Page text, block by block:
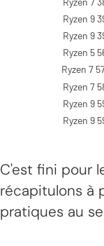
C'est fini pour
récapitulons à
pratiques au